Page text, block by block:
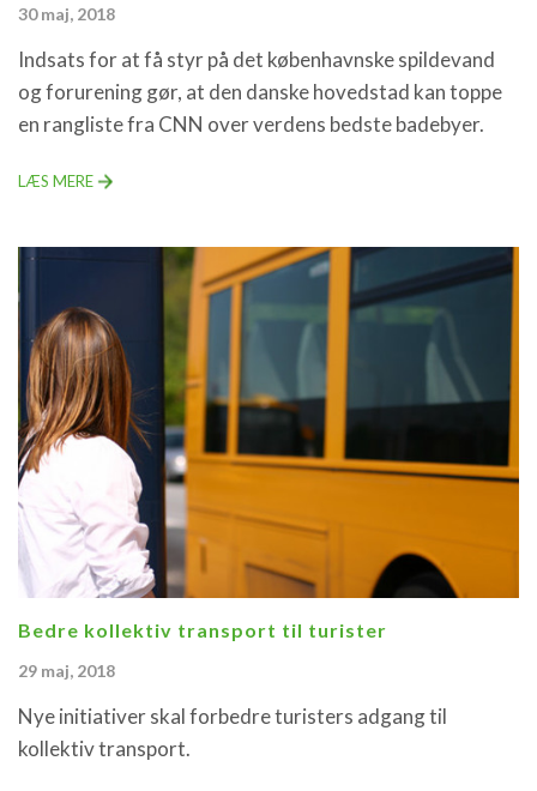
30 maj, 2018
Indsats for at få styr på det københavnske spildevand
og forurening gør, at den danske hovedstad kan toppe
en rangliste fra CNN over verdens bedste badebyer.
LÆS MERE
Bedre kollektiv transport til turister
29 maj, 2018
Nye initiativer skal forbedre turisters adgang til
kollektiv transport.